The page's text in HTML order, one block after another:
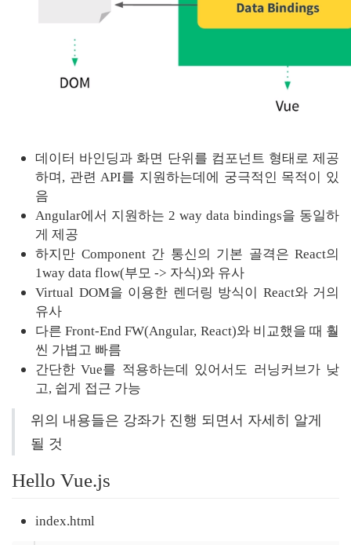
데이터 바인딩과 화면 단위를 컴포넌트 형태로 제공
하며, 관련 API를 지원하는데에 궁극적인 목적이 있
음
Angular에서 지원하는 2 way data bindings을 동일하
게 제공
하지만 Component 간 통신의 기본 골격은 React의
1way data flow(부모 -> 자식)와 유사
Virtual DOM을 이용한 렌더링 방식이 React와 거의
유사
다른 Front-End FW(Angular, React)와 비교했을 때 훨
씬 가볍고 빠름
간단한 Vue를 적용하는데 있어서도 러닝커브가 낮
고, 쉽게 접근 가능
위의 내용들은 강좌가 진행 되면서 자세히 알게
될 것
Hello Vue.js
index.html